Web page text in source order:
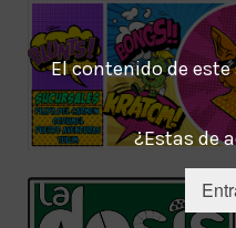
El contenido de este
¿Estas de